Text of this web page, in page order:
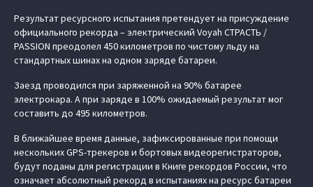
Результат ресурсного испытания претендует на присуждение
официального рекорда – электрический Voyah СТРАСТЬ /
PASSION преодолел 450 километров по чистому льду на
стандартных шинах на одном заряде батареи.
Заезд проводился при заряженной на 90% батарее
электрокара. А при заряде в 100% ожидаемый результат мог
составить до 495 километров.
В ближайшее время данные, зафиксированные при помощи
нескольких GPS-трекеров и бортовых видеорегистраторов,
будут поданы для регистрации в Книге рекордов России, что
означает абсолютный рекорд в испытаниях на ресурс батареи